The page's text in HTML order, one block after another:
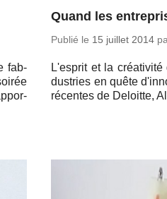
fab­
Quand les
Publié le 15 juillet 2014
L'es­prit et la
dus­tries en quête
ré­centes de De­loitte,